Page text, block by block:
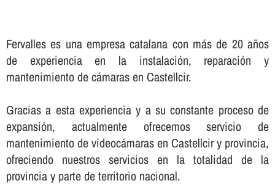
Fervalles es una empresa catalana con más de 20 años
de experiencia en la instalación, reparación y
mantenimiento de cámaras en Castellcir.
Gracias a esta experiencia y a su constante proceso de
expansión, actualmente ofrecemos servicio de
mantenimiento de videocámaras en Castellcir y provincia,
ofreciendo nuestros servicios en la totalidad de la
provincia y parte de territorio nacional.